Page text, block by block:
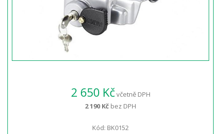
2 650 Kčvčetně DPH
2 190 Kč bez DPH
Kód: BK0152